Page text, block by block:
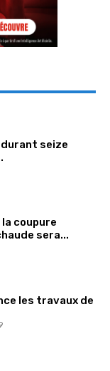
durant seize
coupure
sera...
les travaux de